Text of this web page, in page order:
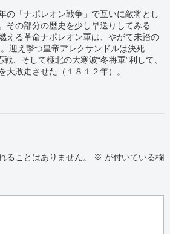
の「ナポレオン戦争」で互いに敵将とし
その部分の歴史を少し早送りしてみる
える革命ナポレオン軍は、やがて未踏の
迎え撃つ皇帝アレクサンドルは決死
、そして極北の大寒波“冬将軍”利して、
大敗走させた（１８１２年）。
ることはありません。
※ が付いている欄